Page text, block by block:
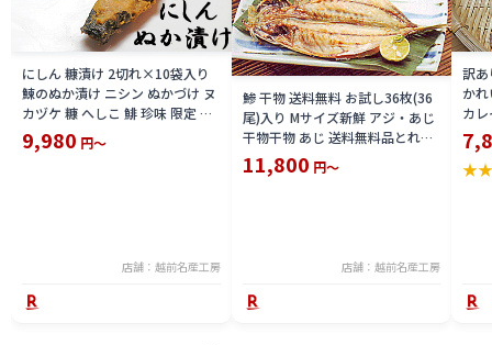
にしん 糠漬け 2切れ×10袋入り
鰊のぬか漬け ニシン ぬかづけ ヌ
カヅケ 糠 へしこ 鯡 珍味 限定 楽
天 通販 価格 特価 販売 お土産
9,980 円～
店舗：越前名産工房
鯵 干物 送料無料 お試し36枚(36
尾)入り Mサイズ新鮮 アジ・あじ
干物干物 あじ 送料無料品とれた
て鯵のひもの 身をほぐせば鯵 茶
漬にも 送料込 価格 限定 楽天 通
11,800 円～
店舗：越前名産工房
訳あ
か
カ
シ
干
訳ア
★